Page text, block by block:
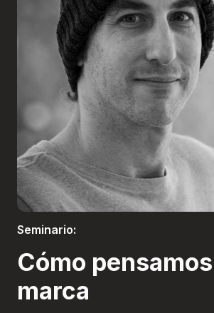
Inscribir
Boletería
Seminario:
Cómo
marca